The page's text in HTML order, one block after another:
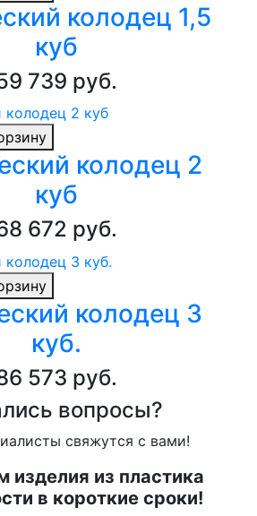
колодец 1,5
куб
739 руб.
колодец 2
куб
672 руб.
колодец 3
куб.
573 руб.
вопросы?
свяжутся с вами!
изделия из пластика
в короткие сроки!